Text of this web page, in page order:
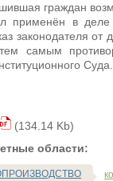
граждан
применён в деле
законодателя от
самым
Суда.
(134.14 Kb)
области: